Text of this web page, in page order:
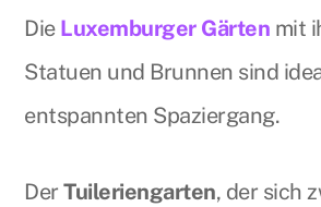
Die Luxemburger Gärten mit
Statuen und Brunnen sind
entspannten Spaziergang.
DerTuileriengarten, der sich